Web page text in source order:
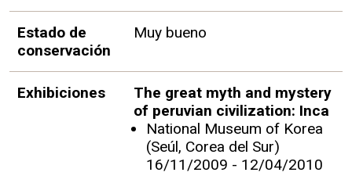
Estado de
conservación
Muy bueno
Exhibiciones
The great myth and mystery
of peruvian civilization: Inca
National Museum of Korea
(Seúl, Corea del Sur)
16/11/2009 - 12/04/2010